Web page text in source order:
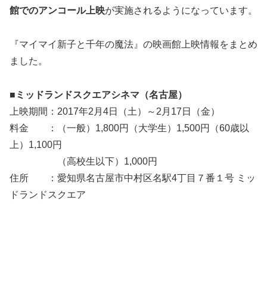
館でのアンコール上映が実施されるようになっています。
『マイマイ新子と千年の魔法』の映画館上映情報をまとめ
ました。
■ミッドランドスクエアシネマ（名古屋）
上映期間：2017年2月4日（土）～2月17日（金）
料金 ：（一般）1,800円（大学生）1,500円（60歳以
上）1,100円
（高校生以下）1,000円
住所 ：愛知県名古屋市中村区名駅4丁目７番１号 ミッ
ドランドスクエア